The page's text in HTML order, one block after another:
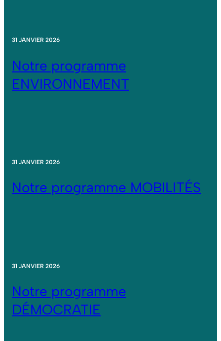
31 JANVIER 2026
Notre programme
ENVIRONNEMENT
31 JANVIER 2026
Notre programme MOBILITÉS
31 JANVIER 2026
Notre programme
DÉMOCRATIE